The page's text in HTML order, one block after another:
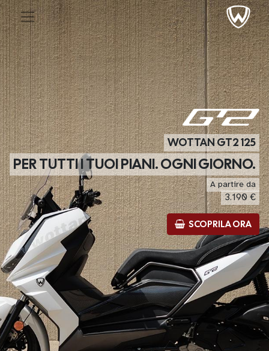
WOTTAN GT2 125
PER TUTTI I TUOI PIANI. OGNI GIORNO.
A partire da
3.190 €
SCOPRILA ORA